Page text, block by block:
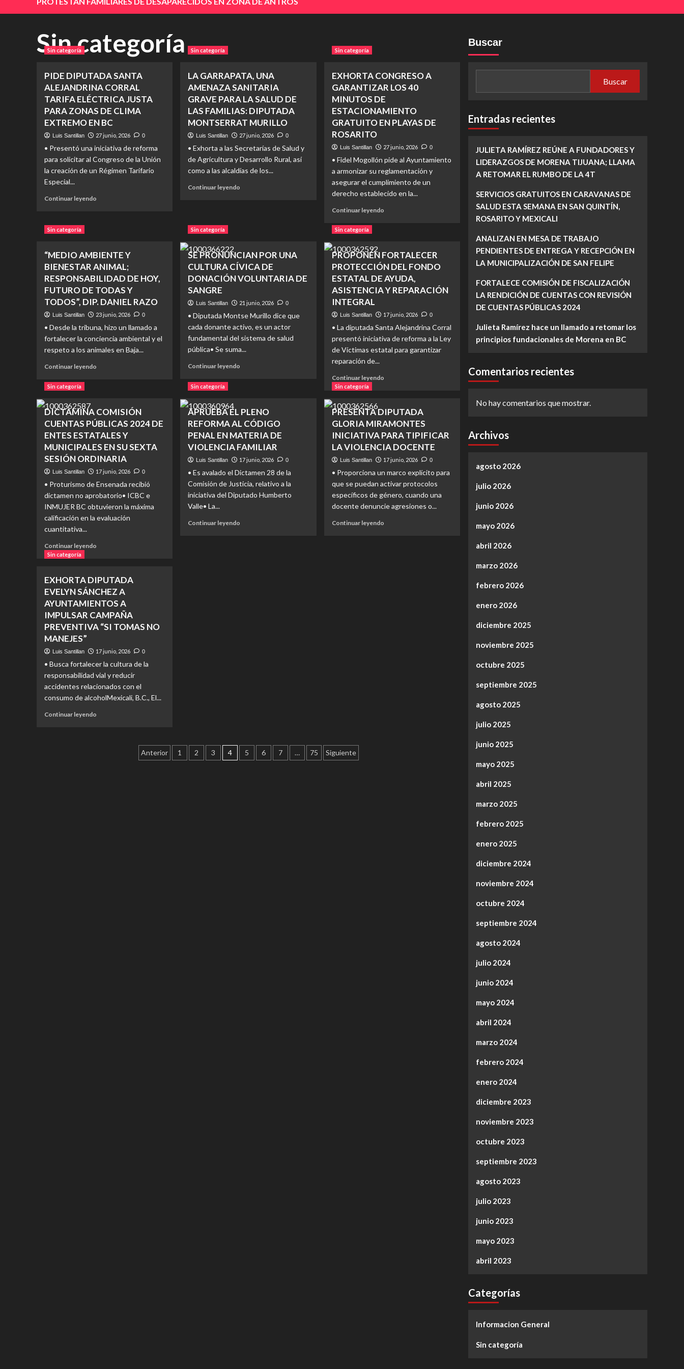
Sin categoría
Sin categoría
PIDE DIPUTADA SANTA
ALEJANDRINA CORRAL
TARIFA ELÉCTRICA JUSTA
PARA ZONAS DE CLIMA
EXTREMO EN BC
Luis Santillan 27 junio, 2026 0
• Presentó una iniciativa de reforma
para solicitar al Congreso de la Unión
la creación de un Régimen Tarifario
Especial...
Continuar leyendo
ALEJANDRINA
CORRAL
TARIFA
ELÉCTRICA
JUSTA
PARA
ZONAS
CLIMA
EXTREMO
EN
Sin categoría
LA GARRAPATA, UNA
AMENAZA SANITARIA
GRAVE PARA LA SALUD DE
LAS FAMILIAS: DIPUTADA
MONTSERRAT MURILLO
Luis Santillan 27 junio, 2026 0
• Exhorta a las Secretarías de Salud y
de Agricultura y Desarrollo Rural, así
como a las alcaldías de los...
Continuar leyendo
SANITARIA
GRAVE
LA
DE
LAS
DIPUTADA
MONTSERRAT
MURILLO
Sin categoría
EXHORTA CONGRESO A
GARANTIZAR LOS 40
MINUTOS DE
ESTACIONAMIENTO
GRATUITO EN PLAYAS DE
ROSARITO
Luis Santillan 27 junio, 2026 0
• Fidel Mogollón pide al Ayuntamiento
a armonizar su reglamentación y
asegurar el cumplimiento de un
derecho establecido en la...
Continuar leyendoRead
A
GARANTIZAR
LOS
40
MINUTOS
ESTACIONAMIENTO
GRATUITO
DE
Sin categoría
“MEDIO AMBIENTE Y
BIENESTAR ANIMAL;
RESPONSABILIDAD DE HOY,
FUTURO DE TODAS Y
TODOS”, DIP. DANIEL RAZO
Luis Santillan 23 junio, 2026 0
• Desde la tribuna, hizo un llamado a
fortalecer la conciencia ambiental y el
respeto a los animales en Baja...
Continuar leyendo
Y
BIENESTAR
ANIMAL;
RESPONSABILIDAD
DE
HOY,
FUTURO
DE
Y
TODOS”,
DIP.
Sin categoría
SE PRONUNCIAN POR UNA
CULTURA CÍVICA DE
DONACIÓN VOLUNTARIA DE
SANGRE
Luis Santillan 21 junio, 2026 0
• Diputada Montse Murillo dice que
cada donante activo, es un actor
fundamental del sistema de salud
pública• Se suma...
Continuar leyendo
POR
UNA
CULTURA
DE
DONACIÓN
VOLUNTARIA
DE
Sin categoría
PROPONEN FORTALECER
PROTECCIÓN DEL FONDO
ESTATAL DE AYUDA,
ASISTENCIA Y REPARACIÓN
INTEGRAL
Luis Santillan 17 junio, 2026 0
• La diputada Santa Alejandrina Corral
presentó iniciativa de reforma a la Ley
de Víctimas estatal para garantizar
reparación de...
Continuar leyendoRead
FORTALECER
PROTECCIÓN
DEL
FONDO
DE
AYUDA,
ASISTENCIA
Y
REPARACIÓN
INTEGRAL
Sin categoría
DICTAMINA COMISIÓN
CUENTAS PÚBLICAS 2024 DE
ENTES ESTATALES Y
MUNICIPALES EN SU SEXTA
SESIÓN ORDINARIA
Luis Santillan 17 junio, 2026 0
• Proturismo de Ensenada recibió
dictamen no aprobatorio• ICBC e
INMUJER BC obtuvieron la máxima
calificación en la evaluación
cuantitativa...
Continuar leyendo
COMISIÓN
CUENTAS
PÚBLICAS
2024
DE
ENTES
Y
MUNICIPALES
SU
SEXTA
SESIÓN
Sin categoría
APRUEBA EL PLENO
REFORMA AL CÓDIGO
PENAL EN MATERIA DE
VIOLENCIA FAMILIAR
Luis Santillan 17 junio, 2026 0
• Es avalado el Dictamen 28 de la
Comisión de Justicia, relativo a la
iniciativa del Diputado Humberto
Valle• La...
Continuar leyendo
Sin categoría
PRESENTA DIPUTADA
GLORIA MIRAMONTES
INICIATIVA PARA TIPIFICAR
LA VIOLENCIA DOCENTE
Luis Santillan 17 junio, 2026 0
• Proporciona un marco explícito para
que se puedan activar protocolos
específicos de género, cuando una
docente denuncie agresiones o...
Continuar leyendoRead
Sin categoría
EXHORTA DIPUTADA
EVELYN SÁNCHEZ A
AYUNTAMIENTOS A
IMPULSAR CAMPAÑA
PREVENTIVA “SI TOMAS NO
MANEJES”
Luis Santillan 17 junio, 2026 0
• Busca fortalecer la cultura de la
responsabilidad vial y reducir
accidentes relacionados con el
consumo de alcoholMexicali, B.C., El...
Continuar leyendo
Paginación
Anterior 1 2 3 4 5 6 7 … 75 Siguiente
Buscar
Buscar
Entradas recientes
JULIETA RAMÍREZ REÚNE A FUNDADORES Y
LIDERAZGOS DE MORENA TIJUANA; LLAMA
A RETOMAR EL RUMBO DE LA 4T
SERVICIOS GRATUITOS EN CARAVANAS DE
SALUD ESTA SEMANA EN SAN QUINTÍN,
ROSARITO Y MEXICALI
ANALIZAN EN MESA DE TRABAJO
PENDIENTES DE ENTREGA Y RECEPCIÓN EN
LA MUNICIPALIZACIÓN DE SAN FELIPE
FORTALECE COMISIÓN DE FISCALIZACIÓN
LA RENDICIÓN DE CUENTAS CON REVISIÓN
DE CUENTAS PÚBLICAS 2024
Julieta Ramírez hace un llamado a retomar los
principios fundacionales de Morena en BC
Comentarios recientes
No hay comentarios que mostrar.
Archivos
agosto 2026
julio 2026
junio 2026
mayo 2026
abril 2026
marzo 2026
febrero 2026
enero 2026
diciembre 2025
noviembre 2025
octubre 2025
septiembre 2025
agosto 2025
julio 2025
junio 2025
mayo 2025
abril 2025
marzo 2025
febrero 2025
enero 2025
diciembre 2024
noviembre 2024
octubre 2024
septiembre 2024
agosto 2024
julio 2024
junio 2024
mayo 2024
abril 2024
marzo 2024
febrero 2024
enero 2024
diciembre 2023
noviembre 2023
octubre 2023
septiembre 2023
agosto 2023
julio 2023
junio 2023
mayo 2023
abril 2023
Categorías
Informacion General
Sin categoría